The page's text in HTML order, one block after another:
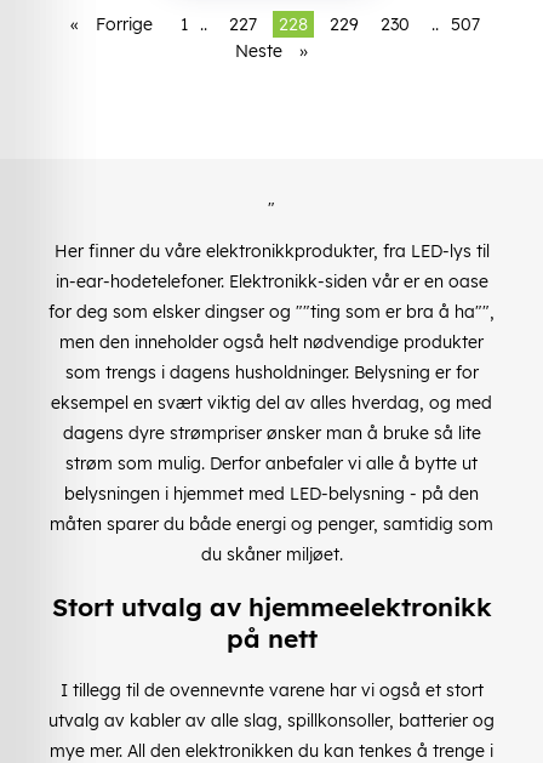
« Forrige 1 .. 227 228 229 230 .. 507
Neste
»
"
Her finner du våre elektronikkprodukter, fra LED-lys til
in-ear-hodetelefoner. Elektronikk-siden vår er en oase
for deg som elsker dingser og ""ting som er bra å ha"",
men den inneholder også helt nødvendige produkter
som trengs i dagens husholdninger. Belysning er for
eksempel en svært viktig del av alles hverdag, og med
dagens dyre strømpriser ønsker man å bruke så lite
strøm som mulig. Derfor anbefaler vi alle å bytte ut
belysningen i hjemmet med LED-belysning - på den
måten sparer du både energi og penger, samtidig som
du skåner miljøet.
Stort utvalg av hjemmeelektronikk
på nett
I tillegg til de ovennevnte varene har vi også et stort
utvalg av kabler av alle slag, spillkonsoller, batterier og
mye mer. All den elektronikken du kan tenkes å trenge i